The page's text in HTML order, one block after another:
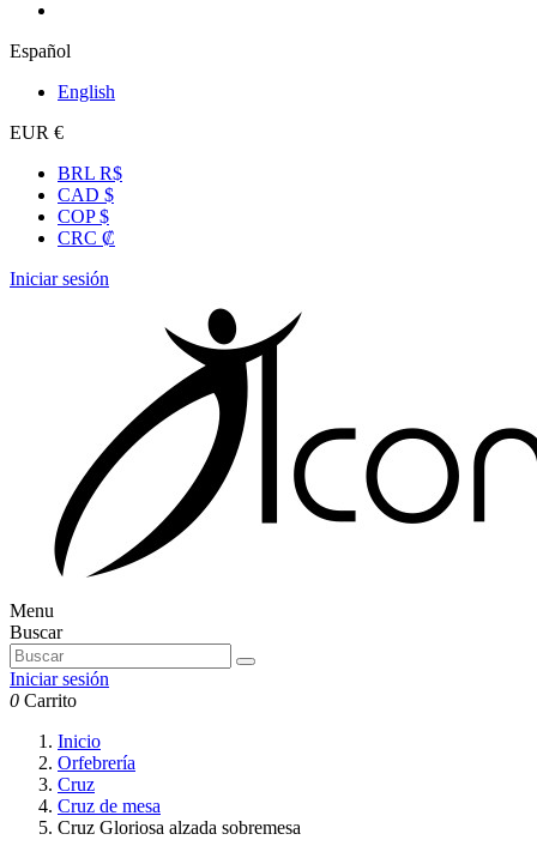
Español
English
EUR €
BRL R$
CAD $
COP $
CRC ₡
Iniciar sesión
Menu
Buscar
Iniciar sesión
0 Carrito
Inicio
Orfebrería
Cruz
Cruz de mesa
Cruz Gloriosa alzada sobremesa